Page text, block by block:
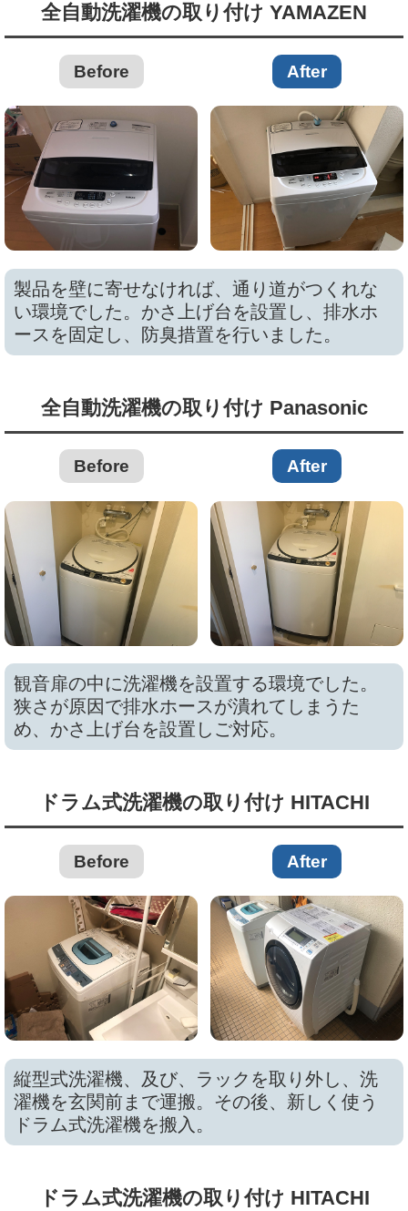
全自動洗濯機の取り付け YAMAZEN
Before After
製品を壁に寄せなければ、通り道がつくれな
い環境でした。かさ上げ台を設置し、排水ホ
ースを固定し、防臭措置を行いました。
全自動洗濯機の取り付け Panasonic
Before After
観音扉の中に洗濯機を設置する環境でした。
狭さが原因で排水ホースが潰れてしまうた
め、かさ上げ台を設置しご対応。
ドラム式洗濯機の取り付け HITACHI
Before After
縦型式洗濯機、及び、ラックを取り外し、洗
濯機を玄関前まで運搬。その後、新しく使う
ドラム式洗濯機を搬入。
ドラム式洗濯機の取り付け HITACHI